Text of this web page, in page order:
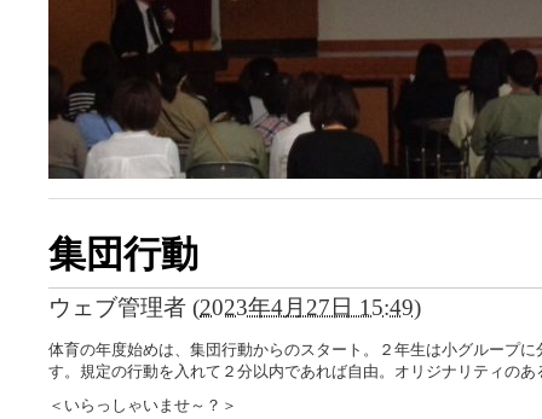
集団行動
ウェブ管理者 (2023年4月27日 15:49)
体育の年度始めは、集団行動からのスタート。２年生は小グループ
す。規定の行動を入れて２分以内であれば自由。オリジナリティの
＜いらっしゃいませ～？＞